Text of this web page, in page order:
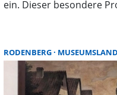
ein. Dieser besondere
RODENBERG